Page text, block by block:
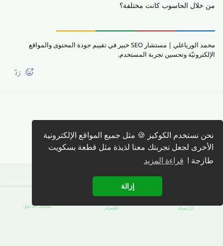
نحن نستخدم الكوكيز 🍪 مثل جميع المواقع الإلكترونية
الأخرى لجعل تجربتك معنا لذيذة مثل قطعة بسكويت
طازجة ! قراءة المزيد
إزالة
من خلال الحاسوب كانت مختلفة؟
محمد الورياغلي | مستشار SEO خبير في تقييم جودة المحتوى والمواقع
الإلكترونيّة وتحسين تجربة المستخدم.
رَدّ
كتابة رد 🖊️
الرّئيسيّة الأقسَام تسجيل الدّخول